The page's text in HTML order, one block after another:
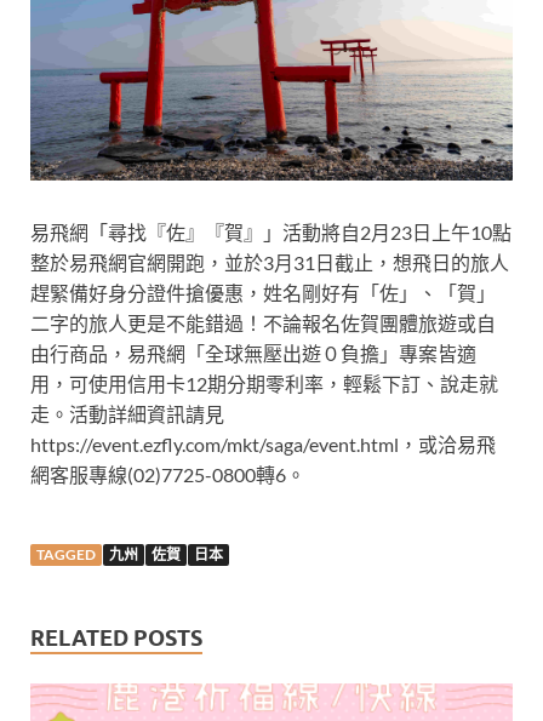
易飛網「尋找『佐』『賀』」活動將自2月23日上午10點
整於易飛網官網開跑，並於3月31日截止，想飛日的旅人
趕緊備好身分證件搶優惠，姓名剛好有「佐」、「賀」
二字的旅人更是不能錯過！不論報名佐賀團體旅遊或自
由行商品，易飛網「全球無壓出遊０負擔」專案皆適
用，可使用信用卡12期分期零利率，輕鬆下訂、說走就
走。活動詳細資訊請見
https://event.ezfly.com/mkt/saga/event.html，或洽易飛
網客服專線(02)7725-0800轉6。
TAGGED 九州 佐賀 日本
RELATED POSTS